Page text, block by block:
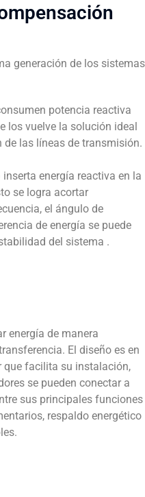
generación de los sistemas
potencia reactiva
los vuelve la solución ideal
las líneas de transmisión.
inserta energía reactiva en la
se logra acortar
el ángulo de
de energía se puede
del sistema .
energía de manera
El diseño es en
que facilita su instalación,
se pueden conectar a
sus principales funciones
respaldo energético